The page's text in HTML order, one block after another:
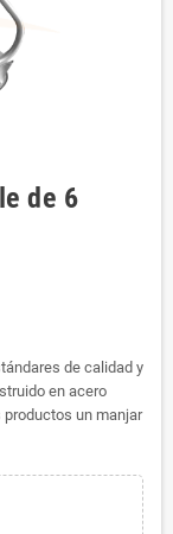
de 6
de calidad y
en acero
productos un manjar